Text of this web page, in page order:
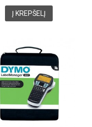
Į KREPŠELĮ